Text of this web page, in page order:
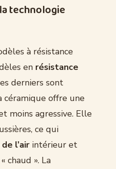
technologie
à résistance
en résistance
derniers sont
céramique offre une
moins agressive. Elle
ce qui
l’air intérieur et
chaud ». La